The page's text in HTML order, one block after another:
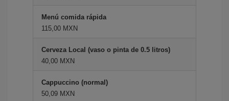
Menú comida rápida
115,00 MXN
Cerveza Local (vaso o pinta de 0.5 litros)
40,00 MXN
Cappuccino (normal)
50,09 MXN